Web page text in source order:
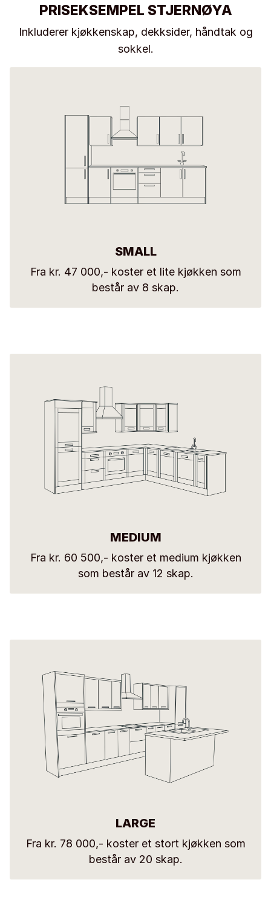
PRISEKSEMPEL STJERNØYA
Inkluderer kjøkkenskap, dekksider, håndtak og
sokkel.
SMALL
Fra kr. 47 000,- koster et lite kjøkken som
består av 8 skap.
MEDIUM
Fra kr. 60 500,- koster et medium kjøkken
som består av 12 skap.
LARGE
Fra kr. 78 000,- koster et stort kjøkken som
består av 20 skap.